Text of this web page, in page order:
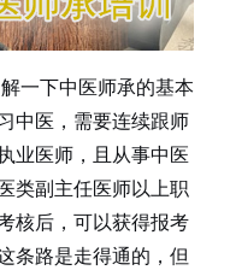
一下中医师承的基本
中医，需要连续跟师
业医师，且从事中医
类副主任医师以上职
核后，可以获得报考
条路是走得通的，但